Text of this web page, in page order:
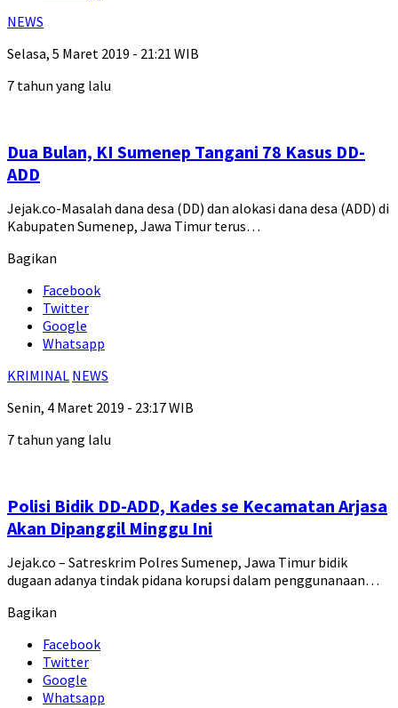
NEWS
Selasa, 5 Maret 2019 - 21:21 WIB
7 tahun yang lalu
Dua Bulan, KI Sumenep Tangani 78 Kasus DD-
ADD
Jejak.co-Masalah dana desa (DD) dan alokasi dana desa (ADD) di
Kabupaten Sumenep, Jawa Timur terus…
Bagikan
Facebook
Twitter
Google
Whatsapp
KRIMINAL NEWS
Senin, 4 Maret 2019 - 23:17 WIB
7 tahun yang lalu
Polisi Bidik DD-ADD, Kades se Kecamatan Arjasa
Akan Dipanggil Minggu Ini
Jejak.co – Satreskrim Polres Sumenep, Jawa Timur bidik
dugaan adanya tindak pidana korupsi dalam penggunanaan…
Bagikan
Facebook
Twitter
Google
Whatsapp